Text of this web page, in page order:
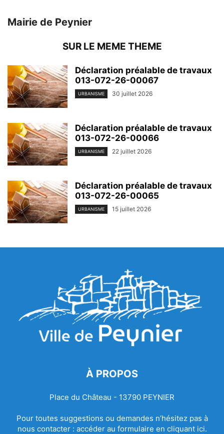
Mairie de Peynier
SUR LE MEME THEME
Déclaration préalable de travaux
013-072-26-00067
URBANISME 30 juillet 2026
Déclaration préalable de travaux
013-072-26-00066
URBANISME 22 juillet 2026
Déclaration préalable de travaux
013-072-26-00065
URBANISME 15 juillet 2026
À PROPOS
Place du Château - 13790 PEYNIER
Pour toutes suggestions ou demandes n’hésitez pas à
nous contacter : accéder au formulaire en cliquant ici.